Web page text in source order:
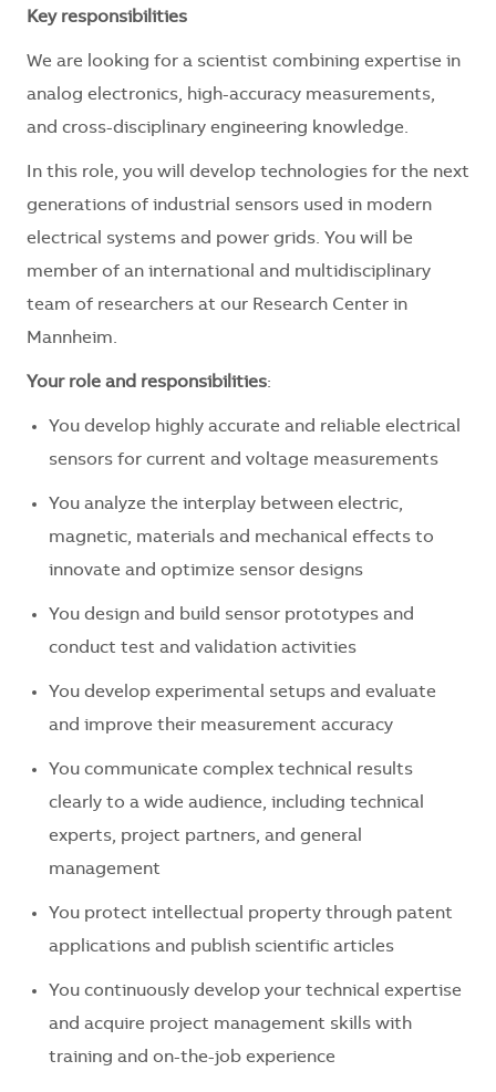
Key responsibilities
We are looking for a scientist combining expertise in
analog electronics, high-accuracy measurements,
and cross-disciplinary engineering knowledge.
In this role, you will develop technologies for the next
generations of industrial sensors used in modern
electrical systems and power grids. You will be
member of an international and multidisciplinary
team of researchers at our Research Center in
Mannheim.
Your role and responsibilities:
You develop highly accurate and reliable electrical
sensors for current and voltage measurements
You analyze the interplay between electric,
magnetic, materials and mechanical effects to
innovate and optimize sensor designs
You design and build sensor prototypes and
conduct test and validation activities
You develop experimental setups and evaluate
and improve their measurement accuracy
You communicate complex technical results
clearly to a wide audience, including technical
experts, project partners, and general
management
You protect intellectual property through patent
applications and publish scientific articles
You continuously develop your technical expertise
and acquire project management skills with
training and on-the-job experience